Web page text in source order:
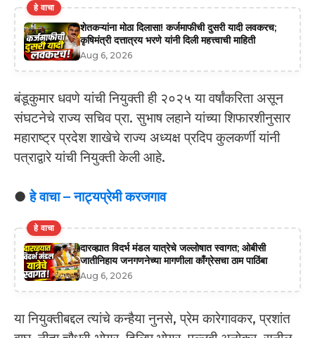
हे वाचा
शेतकऱ्यांना मोठा दिलासा! कर्जमाफीची दुसरी यादी लवकरच;
कृषिमंत्री दत्तात्रय भरणे यांनी दिली महत्त्वाची माहिती
Aug 6, 2026
बंडूकुमार धवणे यांची नियुक्ती ही २०२५ या वर्षांकरिता असून
संघटनेचे राज्य सचिव प्रा. सुभाष लहाने यांच्या शिफारशीनुसार
महाराष्ट्र प्रदेश शाखेचे राज्य अध्यक्ष प्रदिप कुलकर्णी यांनी
पत्राद्वारे यांची नियुक्ती केली आहे.
●हे वाचा – नाट्यप्रेमी करजगाव
हे वाचा
दारव्ह्यात विदर्भ मंडल यात्रेचे जल्लोषात स्वागत; ओबीसी
जातीनिहाय जनगणनेच्या मागणीला काँग्रेसचा ठाम पाठिंबा
Aug 6, 2026
या नियुक्तीबद्दल त्यांचे कन्हैया नुनसे, प्रेम कारेगावकर, प्रशांत